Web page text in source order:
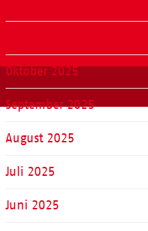
Oktober 2025
September 2025
August 2025
Juli 2025
Juni 2025